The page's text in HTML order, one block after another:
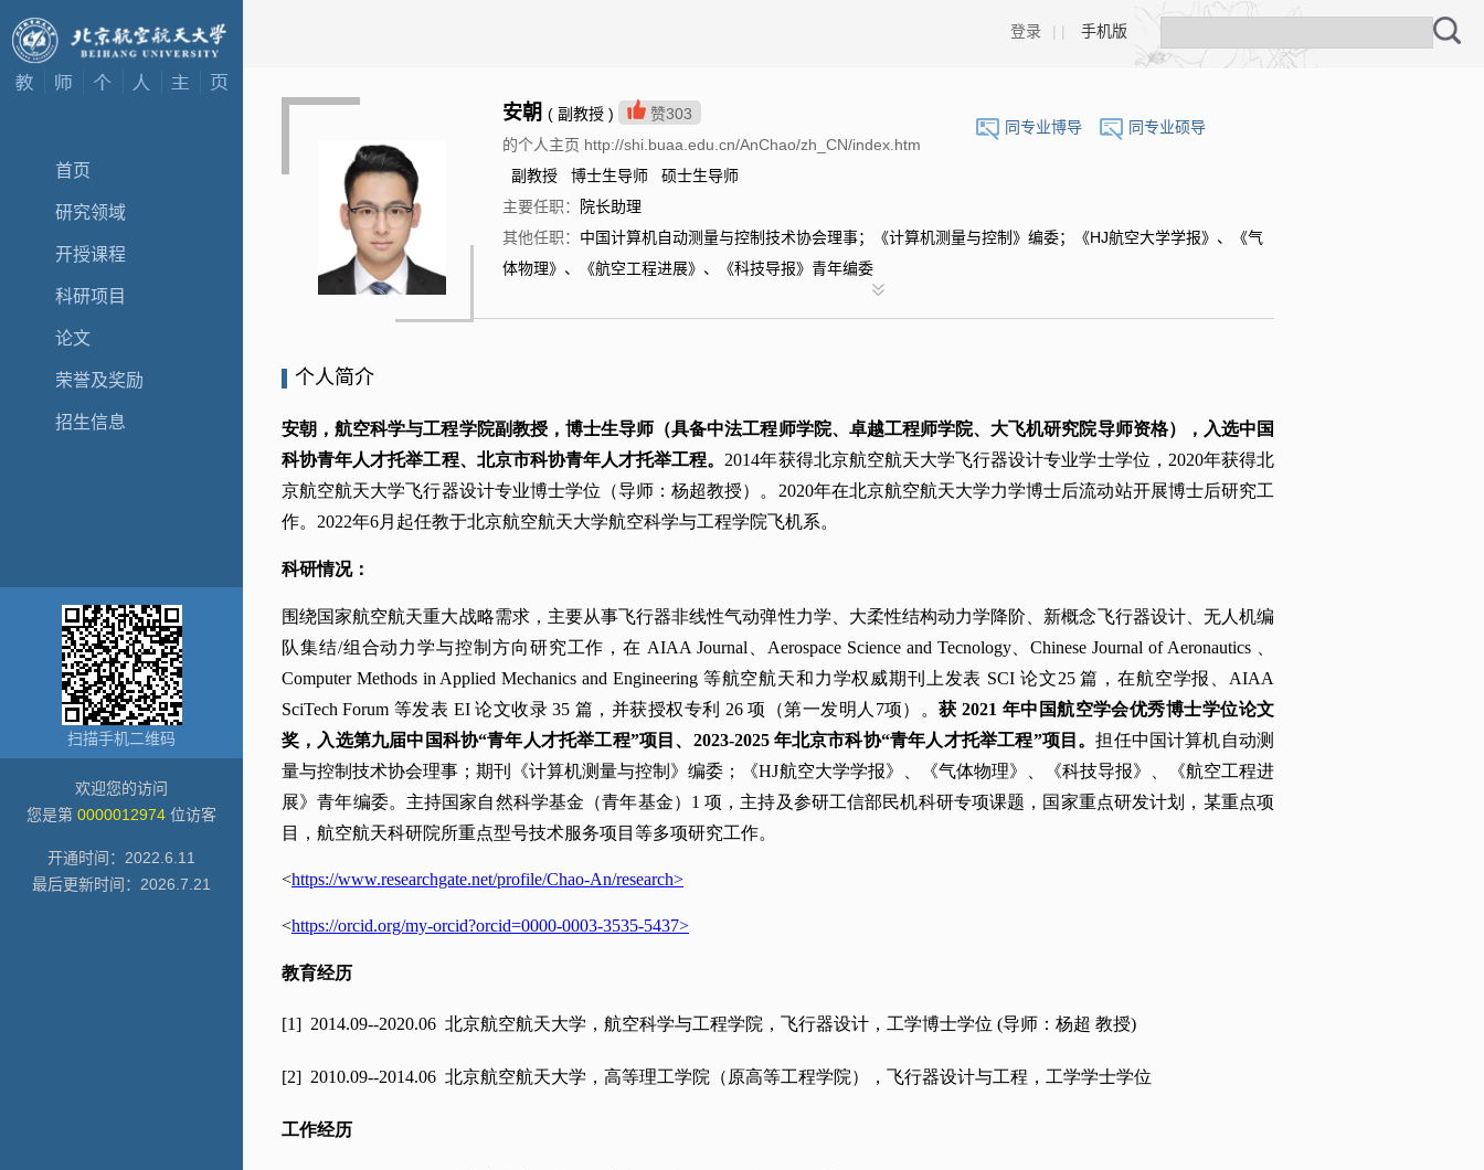
首页
研究领域
开授课程
科研项目
论文
荣誉及奖励
招生信息
扫描手机二维码
欢迎您的访问
您是第 0000012974 位访客
开通时间： 2022 6 11
最后更新时间： 2026 7 21
登录 | | 手机版
同专业博导 同专业硕导
安朝 ( 副教授 ) 赞303
的个人主页 http://shi.buaa.edu.cn/AnChao/zh_CN/index.htm
副教授 博士生导师 硕士生导师
主要任职：
院长助理
其他任职： 中国计算机自动测量与控制技术协会理事；《计算机测量与控制》编委；《HJ航空大学学报》、《气
体物理》、《航空工程进展》、《科技导报》青年编委
个人简介